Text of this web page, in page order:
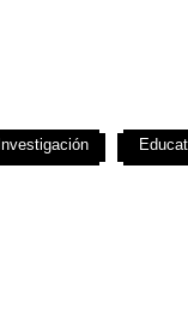
Investigación